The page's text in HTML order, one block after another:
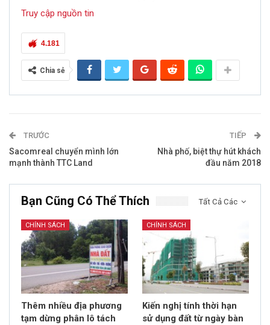
Truy cập nguồn tin
4.181
Chia sẻ
TRƯỚC
Sacomreal chuyển mình lớn
mạnh thành TTC Land
TIẾP
Nhà phố, biệt thự hút khách
đầu năm 2018
Tất Cả Các
Bạn Cũng Có Thể Thích
CHÍNH SÁCH
Thêm nhiều địa phương
tạm dừng phân lô tách
CHÍNH SÁCH
Kiến nghị tính thời hạn
sử dụng đất từ ngày bàn